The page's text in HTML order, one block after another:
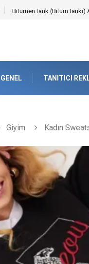
Güvenilir Chip Satışı:
GENEL TANITICI
Giyim Kadın